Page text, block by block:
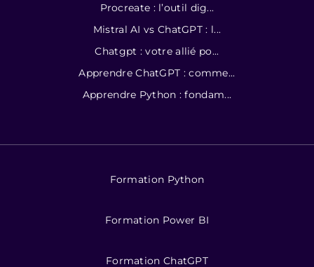
Procreate : l’outil dig...
Mistral AI vs ChatGPT : l...
Chatgpt : votre allié po...
Apprendre ChatGPT : comme...
Apprendre Python : fondam...
Formation Python
Formation Power BI
Formation ChatGPT